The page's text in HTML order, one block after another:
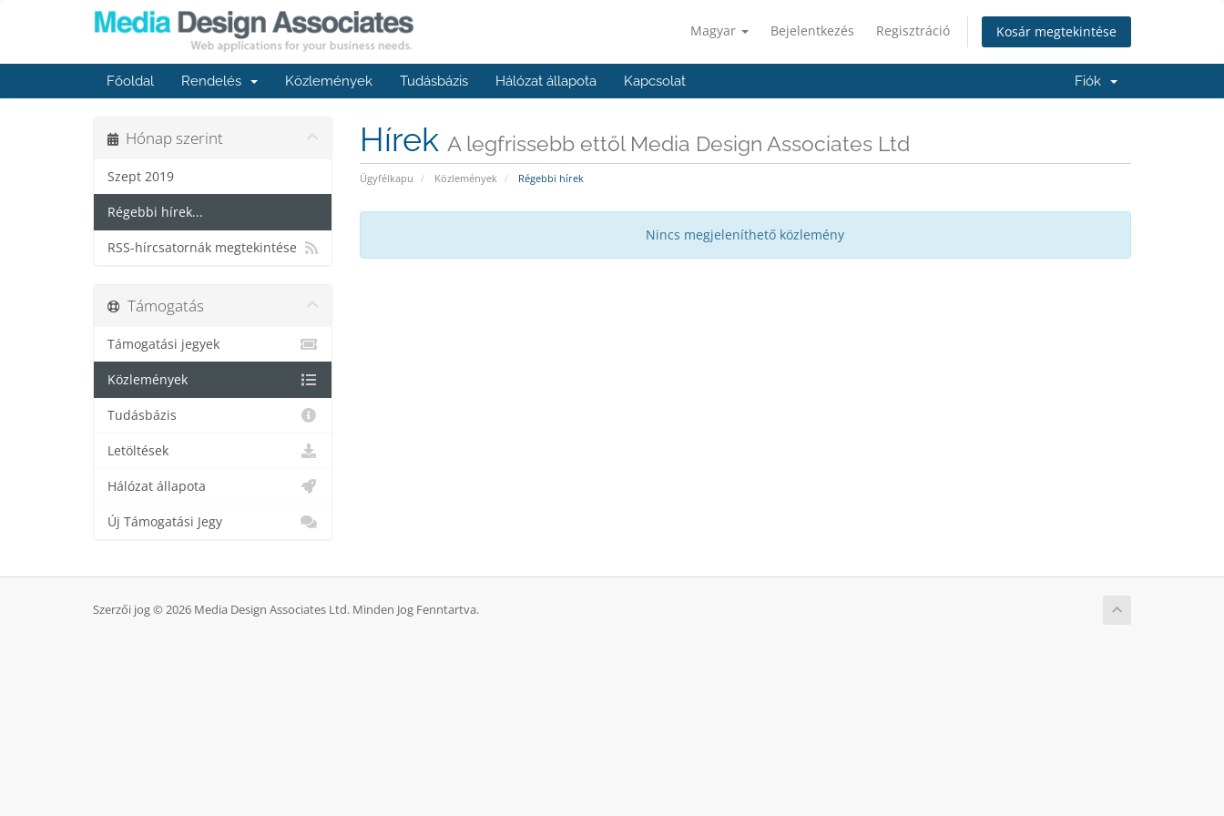
Magyar Bejelentkezés Regisztráció Kosár megtekintése
Főoldal Rendelés Közlemények Tudásbázis Hálózat állapota Kapcsolat Fiók
Hírek A legfrissebb ettől Media Design Associates Ltd
Ügyfélkapu Közlemények Régebbi hírek
Hónap szerint
Szept 2019
Régebbi hírek...
RSS-hírcsatornák megtekintése
Nincs megjeleníthető közlemény
Támogatás
Támogatási jegyek
Közlemények
Tudásbázis
Letöltések
Hálózat állapota
Új Támogatási Jegy
Szerzői jog © 2026 Media Design Associates Ltd. Minden Jog Fenntartva.